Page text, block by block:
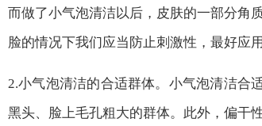
而做了小气泡清洁以后，皮肤的一部分角
脸的情况下我们应当防止刺激性，最好应
2.小气泡清洁的合适群体。小气泡清洁合
黑头、脸上毛孔粗大的群体。此外，偏干